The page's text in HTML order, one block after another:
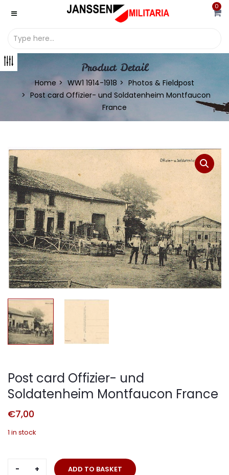
0
Product Detail
Home WW1 1914-1918
Photos & Fieldpost
Post card Offizier- und Soldatenheim Montfaucon
France
Post card Offizier- und
Soldatenheim Montfaucon France
€7,00
1 in stock
ADD TO BASKET